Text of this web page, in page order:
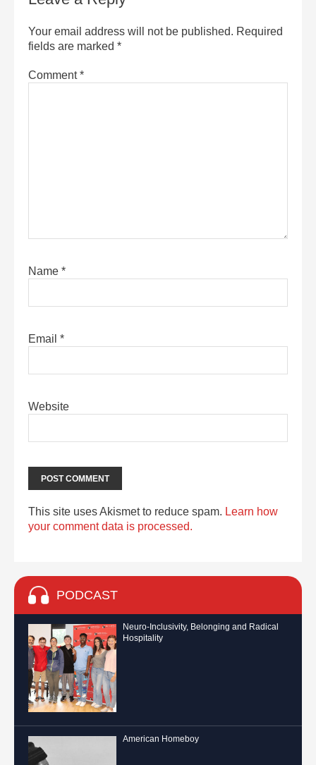
Your email address will not be published. Required
fields are marked *
Comment*
Name *
Email *
Website
This site uses Akismet to reduce spam. Learn how
your comment data is processed.
PODCAST
Neuro-Inclusivity, Belonging and Radical
Hospitality
American Homeboy